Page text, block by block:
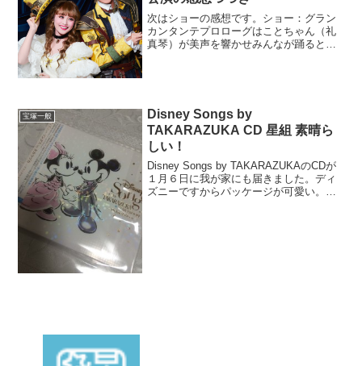
次はショーの感想です。ショー：グラン
カンタンテプロローグはことちゃん（礼
真琴）が美声を響かせみんなが踊るとい
宝塚一般
Disney Songs by
TAKARAZUKA CD 星組 素晴ら
しい！
Disney Songs by TAKARAZUKAのCDが
１月６日に我が家にも届きました。ディ
ズニーですからパッケージが可愛い。そ